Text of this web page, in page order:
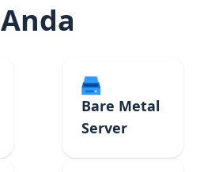
Anda
Bare Metal
Server